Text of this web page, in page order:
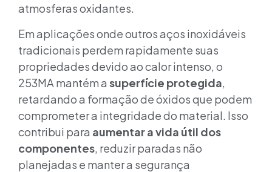
atmosferas oxidantes.
Em aplicações onde outros aços inoxidáveis
tradicionais perdem rapidamente suas
propriedades devido ao calor intenso, o
253MA mantém a superfície protegida
retardando a formação de óxidos que podem
comprometer a integridade do material. Isso
contribui para aumentar a vida útil dos
componentes , reduzir paradas não
planejadas e manter a segurança